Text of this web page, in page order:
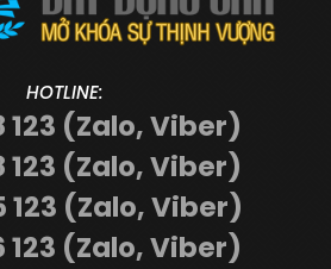
HOTLINE:
123 (Zalo, Viber)
123 (Zalo, Viber)
123 (Zalo, Viber)
123 (Zalo, Viber)